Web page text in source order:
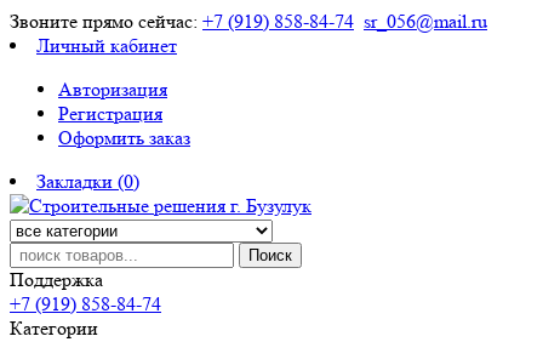
Звоните прямо сейчас: +7 (919) 858-84-74 sr_056@mail.ru
Личный кабинет
Авторизация
Регистрация
Оформить заказ
Закладки (0)
Поиск
Поддержка
+7 (919) 858-84-74
Категории